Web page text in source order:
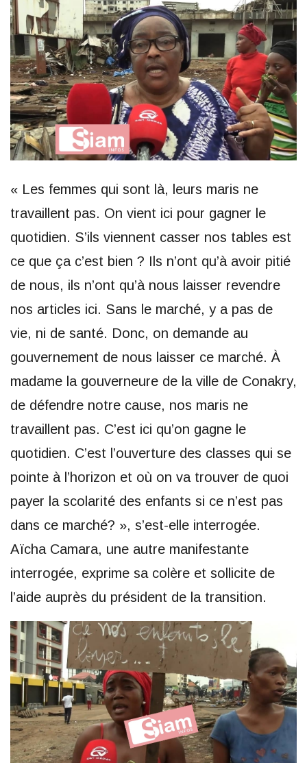
« Les femmes qui sont là, leurs maris ne
travaillent pas. On vient ici pour gagner le
quotidien. S’ils viennent casser nos tables est
ce que ça c’est bien ? Ils n’ont qu’à avoir pitié
de nous, ils n’ont qu’à nous laisser revendre
nos articles ici. Sans le marché, y a pas de
vie, ni de santé. Donc, on demande au
gouvernement de nous laisser ce marché. À
madame la gouverneure de la ville de Conakry,
de défendre notre cause, nos maris ne
travaillent pas. C’est ici qu’on gagne le
quotidien. C’est l’ouverture des classes qui se
pointe à l’horizon et où on va trouver de quoi
payer la scolarité des enfants si ce n’est pas
dans ce marché? », s’est-elle interrogée.
Aïcha Camara, une autre manifestante
interrogée, exprime sa colère et sollicite de
l’aide auprès du président de la transition.